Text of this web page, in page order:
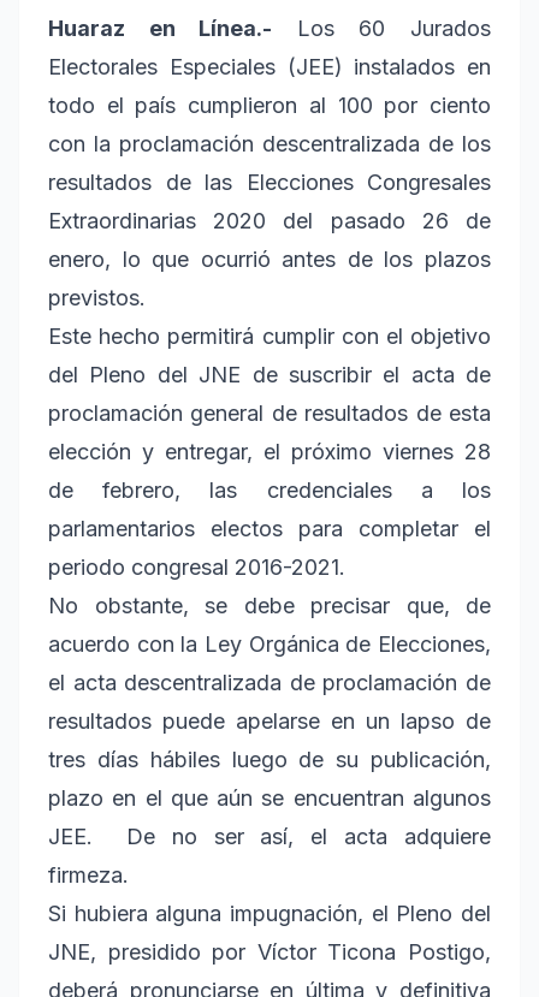
Huaraz en Línea.- Los 60 Jurados
Electorales Especiales (JEE) instalados en
todo el país cumplieron al 100 por ciento
con la proclamación descentralizada de los
resultados de las Elecciones Congresales
Extraordinarias 2020 del pasado 26 de
enero, lo que ocurrió antes de los plazos
previstos.
Este hecho permitirá cumplir con el objetivo
del Pleno del JNE de suscribir el acta de
proclamación general de resultados de esta
elección y entregar, el próximo viernes 28
de febrero, las credenciales a los
parlamentarios electos para completar el
periodo congresal 2016-2021.
No obstante, se debe precisar que, de
acuerdo con la Ley Orgánica de Elecciones,
el acta descentralizada de proclamación de
resultados puede apelarse en un lapso de
tres días hábiles luego de su publicación,
plazo en el que aún se encuentran algunos
JEE. De no ser así, el acta adquiere
firmeza.
Si hubiera alguna impugnación, el Pleno del
JNE, presidido por Víctor Ticona Postigo,
deberá pronunciarse en última y definitiva